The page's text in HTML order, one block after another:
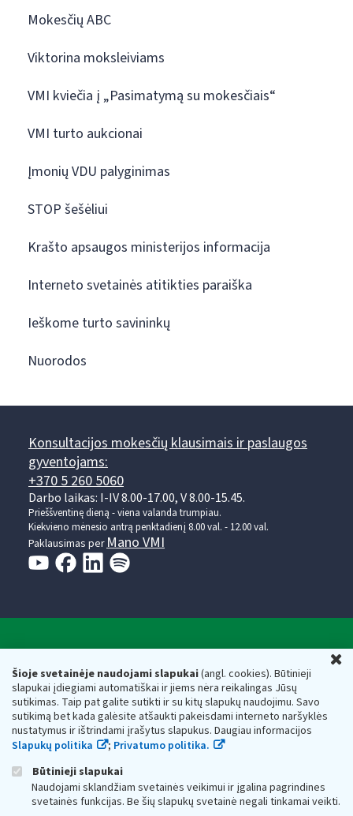
Šioje svetainėje naudojami slapukai(angl. cookies). Būtinieji
slapukai įdiegiami automatiškai ir jiems nėra reikalingas Jūsų
sutikimas. Taip pat galite sutikti ir su kitų slapukų naudojimu. Savo
sutikimą bet kada galėsite atšaukti pakeisdami interneto naršyklės
nustatymus ir ištrindami įrašytus slapukus. Daugiau informacijos
Slapukų politika
; Privatumo politika.
Būtinieji slapukai
Naudojami sklandžiam svetainės veikimui ir įgalina pagrindines
svetainės funkcijas. Be šių slapukų svetainė negali tinkamai veikti.
Mokesčių ABC
Viktorina moksleiviams
VMI kviečia į „Pasimatymą su mokesčiais“
VMI turto aukcionai
Įmonių VDU palyginimas
STOP šešėliui
Krašto apsaugos ministerijos informacija
Interneto svetainės atitikties paraiška
Ieškome turto savininkų
Nuorodos
Konsultacijos mokesčių klausimais ir paslaugos
gyventojams:
+370 5 260 5060
Darbo laikas: I-IV 8.00-17.00, V 8.00-15.45.
Prieššventinę dieną - viena valanda trumpiau.
Kiekvieno mėnesio antrą penktadienį 8.00 val. - 12.00 val.
Paklausimas per Mano VMI
Respublikos finansų ministerijos
Biudžetinė įstaiga. Juridinio asmens kodas — 188659752,
adresas: Vasario 16-osios g. 14, 01107 Vilnius, Lietuva, el.paštas:
vmi@vmi.lt, E. pristatymo dėžutės adresas 188659752
Duomenys apie Valstybinę mokesčių inspekciją prie Lietuvos
Respublikos finansų ministerijos kaupiami ir saugomi Juridinių